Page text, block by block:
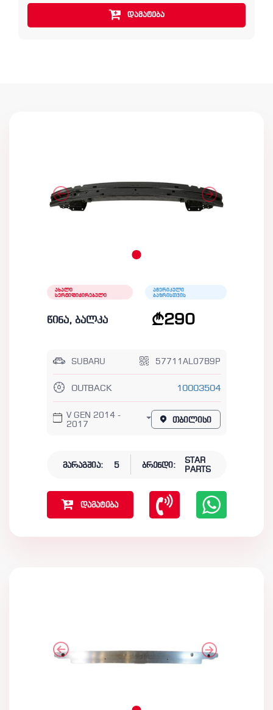
დამატება
ახალი
სერტიფიცირებული
ამერიკული
ბაზრისთვის
წინა, ბალკა 290
SUBARU 57711AL07B9P
OUTBACK 10003504
V GEN 2014 -
2017
თბილისი
მარაგშია: 5 ბრენდი:
STAR
PARTS
დამატება